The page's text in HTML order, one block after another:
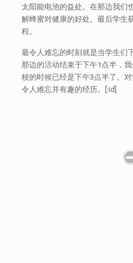
太阳能电池的益处。在那边我们
解蜂蜜对健康的好处。最后学生
程。
最令人难忘的时刻就是当学生们
那边的活动结束于下午1点半，
校的时候已经是下午3点半了。
令人难忘并有趣的经历。[:id]